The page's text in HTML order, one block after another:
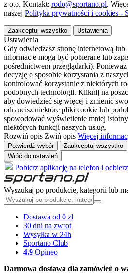
z o.o. Kontakt: rodo@sportano.pl.
naszej Polityka prywatności i cookies -
Zaakceptuj wszystko Ustawienia
Ustawienia
Gdy odwiedzasz stronę internetową lub
informacje mogą być pobierane lub
pośrednictwem przeglądarki).
decyzję o sposobie korzystania z
kontrolować korzystanie z niektórych
podobnych technologii. Kliknij na
aby dowiedzieć się więcej i zmienić
odrzucisz niektóre pliki cookie lub
spowodować wyświetlenie mniej
niektórych funkcji naszych usług.
Rozwiń opis Zwiń opis Więcej
Potwierdź wybór
Zaakceptuj wszystko
Wróć do ustawień
Pobierz aplikację na telefon i
Wyszukaj po produkcie, kategorii lub
Dostawa od 0 zł
30 dni na zwrot
Wysyłka w 24h
Sportano Club
4.9 Opineo
Darmowa dostawa dla zamówień o